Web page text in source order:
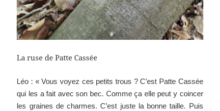
La ruse de Patte Cassée
Léo : « Vous voyez ces petits trous ? C’est Patte Cassée
qui les a fait avec son bec. Comme ça elle peut y coincer
les graines de charmes. C’est juste la bonne taille. Puis